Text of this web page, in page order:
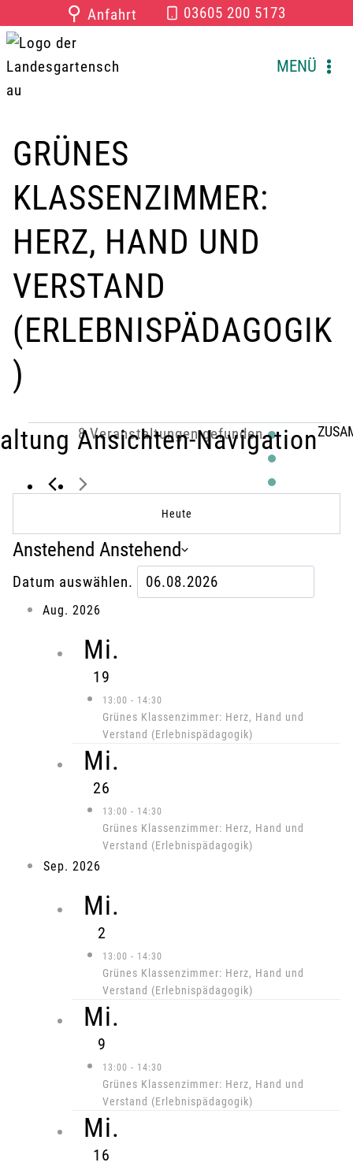
Inhalt
springen
⚲ Anfahrt 03605 200 5173
MENÜ
GRÜNES
KLASSENZIMMER:
HERZ, HAND UND
VERSTAND
(ERLEBNISPÄDAGOGIK
)
8 Veranstaltungen gefunden.
VERANSTALTUNGEN
Ansichten-Navigation
Heute
Anstehend Anstehend
Datum auswählen.
Aug. 2026
Mi.
19
13:00 - 14:30
Grünes Klassenzimmer: Herz, Hand und
Verstand (Erlebnispädagogik)
Mi.
26
13:00 - 14:30
Grünes Klassenzimmer: Herz, Hand und
Verstand (Erlebnispädagogik)
Sep. 2026
Mi.
2
13:00 - 14:30
Grünes Klassenzimmer: Herz, Hand und
Verstand (Erlebnispädagogik)
Mi.
9
13:00 - 14:30
Grünes Klassenzimmer: Herz, Hand und
Verstand (Erlebnispädagogik)
Mi.
16